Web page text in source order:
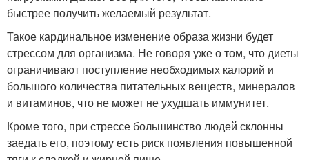
быстрее получить желаемый результат.
Такое кардинальное изменение образа жизни будет
стрессом для организма. Не говоря уже о том, что диеты
ограничивают поступление необходимых калорий и
большого количества питательных веществ, минералов
и витаминов, что не может не ухудшать иммунитет.
Кроме того, при стрессе большинство людей склонны
заедать его, поэтому есть риск появления повышенной